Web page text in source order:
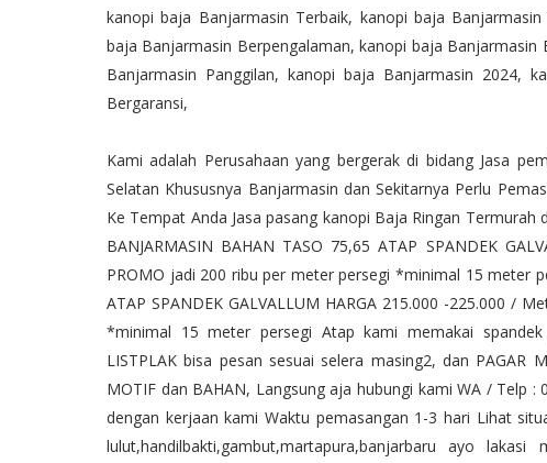
kanopi baja Banjarmasin Terbaik, kanopi baja
baja Banjarmasin Berpengalaman, kanopi baja
Banjarmasin Panggilan, kanopi baja Banjarmasin 2024,
Bergaransi,
Kami adalah Perusahaan yang bergerak di bidang Jasa
Selatan Khususnya Banjarmasin dan Sekitarnya Perlu
Ke Tempat Anda Jasa pasang kanopi Baja Ringan Termurah
BANJARMASIN BAHAN TASO 75,65 ATAP SPANDEK
PROMO jadi 200 ribu per meter persegi *minimal 15 meter
ATAP SPANDEK GALVALLUM HARGA 215.000 -225.000 /
*minimal 15 meter persegi Atap kami memakai
LISTPLAK bisa pesan sesuai selera masing2, dan PAGAR
MOTIF dan BAHAN, Langsung aja hubungi kami WA / Telp
dengan kerjaan kami Waktu pemasangan 1-3 hari Lihat
lulut,handilbakti,gambut,martapura,banjarbaru ayo